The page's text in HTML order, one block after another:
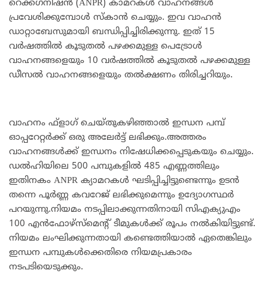
റെക്കഗ്‌നിഷന്‍ (ANPR) കാമറകള്‍ വാഹനങ്ങള്‍
പ്രവേശിക്കുമ്പോള്‍ സ്‌കാന്‍ ചെയ്യും. ഇവ വാഹന്‍
ഡാറ്റാബേസുമായി ബന്ധിപ്പിച്ചിരിക്കുന്നു. ഇത് 15
വര്‍ഷത്തില്‍ കൂടുതല്‍ പഴക്കമുള്ള പെട്രോള്‍
വാഹനങ്ങളെയും 10 വര്‍ഷത്തില്‍ കൂടുതല്‍ പഴക്കമുള്ള
ഡീസല്‍ വാഹനങ്ങളെയും തല്‍ക്ഷണം തിരിച്ചറിയും.
വാഹനം ഫ്‌ളാഗ് ചെയ്തുകഴിഞ്ഞാല്‍ ഇന്ധന പമ്പ്
ഓപ്പറേറ്റര്‍ക്ക് ഒരു അലേര്‍ട്ട് ലഭിക്കും.അത്തരം
വാഹനങ്ങള്‍ക്ക് ഇന്ധനം നിഷേധിക്കപ്പെടുകയും ചെയ്യും.
ഡല്‍ഹിയിലെ 500 പമ്പുകളില്‍ 485 എണ്ണത്തിലും
ഇതിനകം ANPR ക്യാമറകള്‍ ഘടിപ്പിച്ചിട്ടുണ്ടെന്നും ഉടന്‍
തന്നെ പൂര്‍ണ്ണ കവറേജ് ലഭിക്കുമെന്നും ഉദ്യോഗസ്ഥര്‍
പറയുന്നു.നിയമം നടപ്പിലാക്കുന്നതിനായി സിഎക്യുഎം
100 എന്‍ഫോഴ്‌സ്‌മെന്റ് ടീമുകള്‍ക്ക് രൂപം നല്‍കിയിട്ടുണ്ട്.
നിയമം ലംഘിക്കുന്നതായി കണ്ടെത്തിയാല്‍ ഏതെങ്കിലും
ഇന്ധന പമ്പുകള്‍ക്കെതിരെ നിയമപ്രകാരം
നടപടിയെടുക്കും.